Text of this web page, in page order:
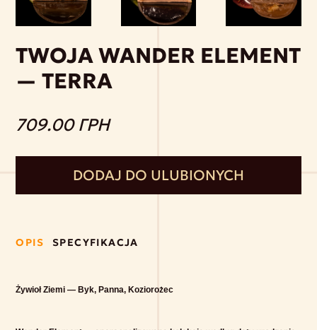
TWOJA WANDER ELEMENT
— TERRA
709.00 ГРН
DODAJ DO ULUBIONYCH
OPIS SPECYFIKACJA
Żywioł Ziemi — Byk, Panna, Koziorożec